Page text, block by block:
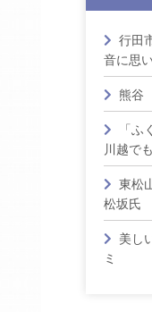
行田
音に思
熊谷
「
川越で
東松
松坂氏
美し
ミ